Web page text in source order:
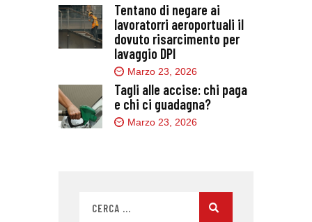
Tentano di negare ai
lavoratorri aeroportuali il
dovuto risarcimento per
lavaggio DPI
Marzo 23, 2026
Tagli alle accise: chi paga
e chi ci guadagna?
Marzo 23, 2026